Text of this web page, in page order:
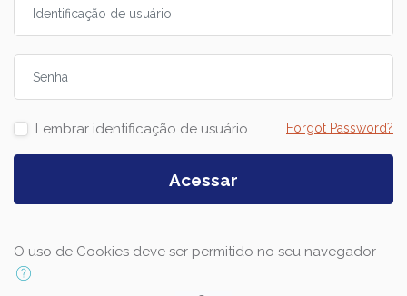
Lembrar identificação de usuário Forgot Password?
Acessar
O uso de Cookies deve ser permitido no seu navegador